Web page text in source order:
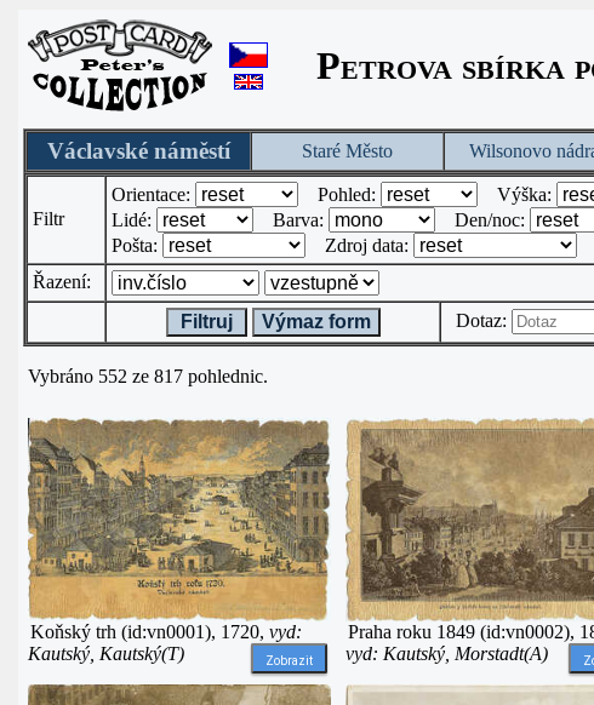
Petrova sbírka
Václavské náměstí Staré Město Wilsonovo
Filtr
Orientace: Pohled: Výška:
Lidé:
Barva: Den/noc:
Pošta:
Zdroj data:
Řazení:
Filtruj
Výmaz form Dotaz:
Vybráno 552 ze 817 pohlednic.
Koňský trh (id:vn0001), 1720, vyd:
Kautský, Kautský(T)
Zobrazit
Praha roku 1849 (id:vn0002),
vyd: Kautský, Morstadt(A)